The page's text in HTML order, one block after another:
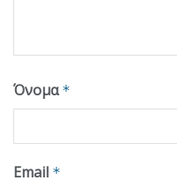
Όνομα *
Email *